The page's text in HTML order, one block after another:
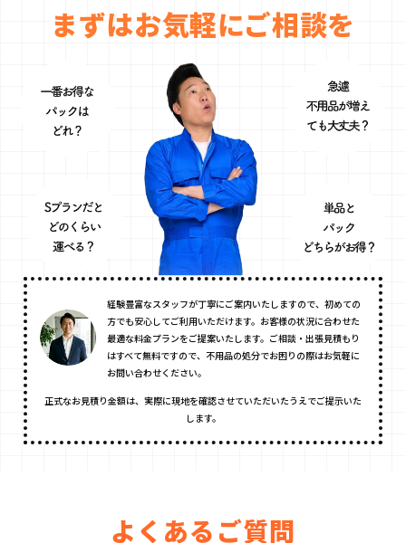
まずはお気軽にご相談を
経験豊富なスタッフが丁寧にご案内いたしますので、初めての
方でも安心してご利用いただけます。お客様の状況に合わせた
最適な料金プランをご提案いたします。ご相談・出張見積もり
はすべて無料ですので、不用品の処分でお困りの際はお気軽に
お問い合わせください。
正式なお見積り金額は、実際に現地を確認させていただいたうえでご提示いた
します。
よくあるご質問